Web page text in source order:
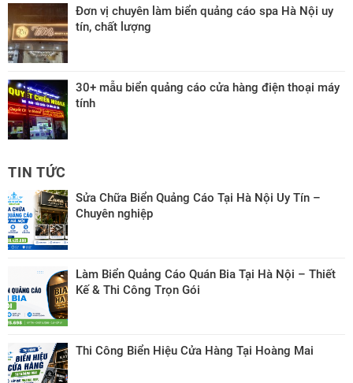
Đơn vị chuyên làm biển quảng cáo spa Hà Nội uy
tín, chất lượng
30+ mẫu biển quảng cáo cửa hàng điện thoại máy
tính
TIN TỨC
Sửa Chữa Biển Quảng Cáo Tại Hà Nội Uy Tín –
Chuyên nghiệp
Làm Biển Quảng Cáo Quán Bia Tại Hà Nội – Thiết
Kế & Thi Công Trọn Gói
Thi Công Biển Hiệu Cửa Hàng Tại Hoàng Mai